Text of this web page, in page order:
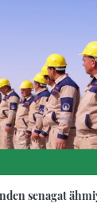
senagat